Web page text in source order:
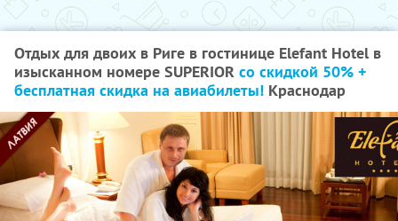
Отдых для двоих в Риге в гостинице Elefant Hotel в
изысканном номере SUPERIOR со скидкой 50% +
бесплатная скидка на авиабилеты! Краснодар